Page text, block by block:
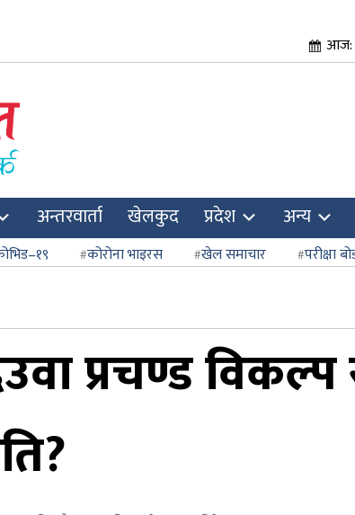
आज:
अन्तरवार्ता खेलकुद प्रदेश अन्य
कोरोना भाइरस खेल समाचार परीक्षा
प्रचण्ड